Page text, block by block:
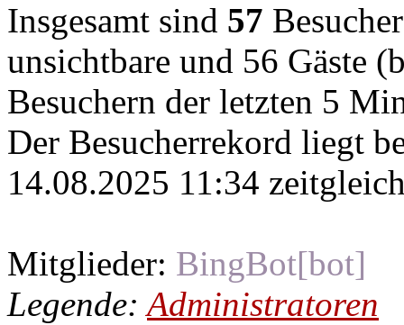
Insgesamt sind 57
unsichtbare und 56 Gäste
Besuchern der letzten 5
Der Besucherrekord liegt
14.08.2025 11:34
Mitglieder: BingBot[bot]
Legende:Administratoren